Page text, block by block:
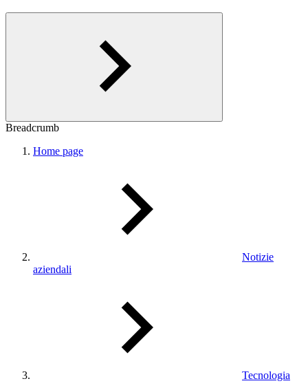
Breadcrumb
Home page
Notizie
aziendali
Tecnologia